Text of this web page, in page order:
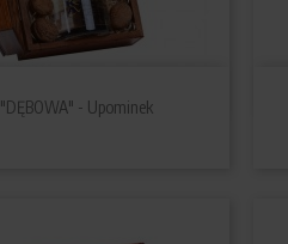
"DĘBOWA" - Upominek
